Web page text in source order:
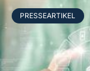
PRESSEARTIKEL